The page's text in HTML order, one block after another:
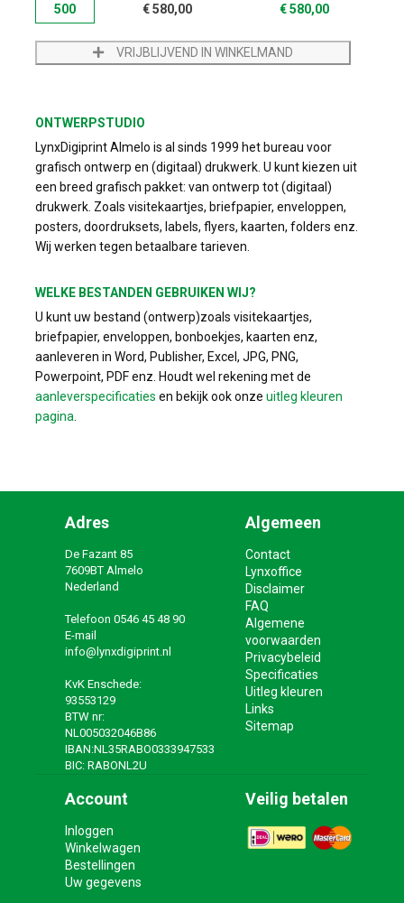
500 € 580,00 € 580,00
VRIJBLIJVEND IN WINKELMAND
ONTWERPSTUDIO
LynxDigiprint Almelo is al sinds 1999 het bureau voor
grafisch ontwerp en (digitaal) drukwerk. U kunt kiezen uit
een breed grafisch pakket: van ontwerp tot (digitaal)
drukwerk. Zoals visitekaartjes, briefpapier, enveloppen,
posters, doordruksets, labels, flyers, kaarten, folders enz.
Wij werken tegen betaalbare tarieven.
WELKE BESTANDEN GEBRUIKEN WIJ?
U kunt uw bestand (ontwerp)zoals visitekaartjes,
briefpapier, enveloppen, bonboekjes, kaarten enz,
aanleveren in Word, Publisher, Excel, JPG, PNG,
Powerpoint, PDF enz. Houdt wel rekening met de
aanleverspecificaties en bekijk ook onze uitleg kleuren
pagina
Adres
De Fazant 85
7609BT Almelo
Nederland
Telefoon 0546 45 48 90
E-mail
info@lynxdigiprint.nl
KvK Enschede:
93553129
BTW nr:
NL005032046B86
IBAN:NL35RABO0333947533
BIC: RABONL2U
Algemeen
Contact
Lynxoffice
Disclaimer
FAQ
Algemene
voorwaarden
Privacybeleid
Specificaties
Uitleg kleuren
Links
Sitemap
Account
Inloggen
Winkelwagen
Bestellingen
Uw gegevens
Veilig betalen